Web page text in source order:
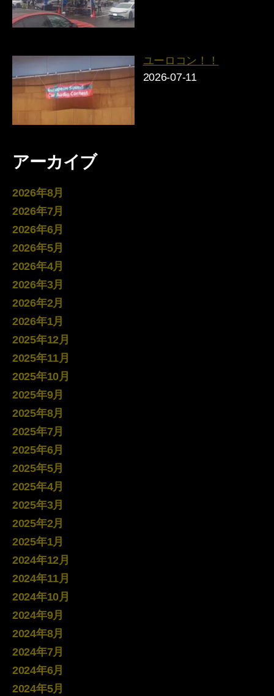
ユーロコン！！
2026-07-11
アーカイブ
2026年8月
2026年7月
2026年6月
2026年5月
2026年4月
2026年3月
2026年2月
2026年1月
2025年12月
2025年11月
2025年10月
2025年9月
2025年8月
2025年7月
2025年6月
2025年5月
2025年4月
2025年3月
2025年2月
2025年1月
2024年12月
2024年11月
2024年10月
2024年9月
2024年8月
2024年7月
2024年6月
2024年5月